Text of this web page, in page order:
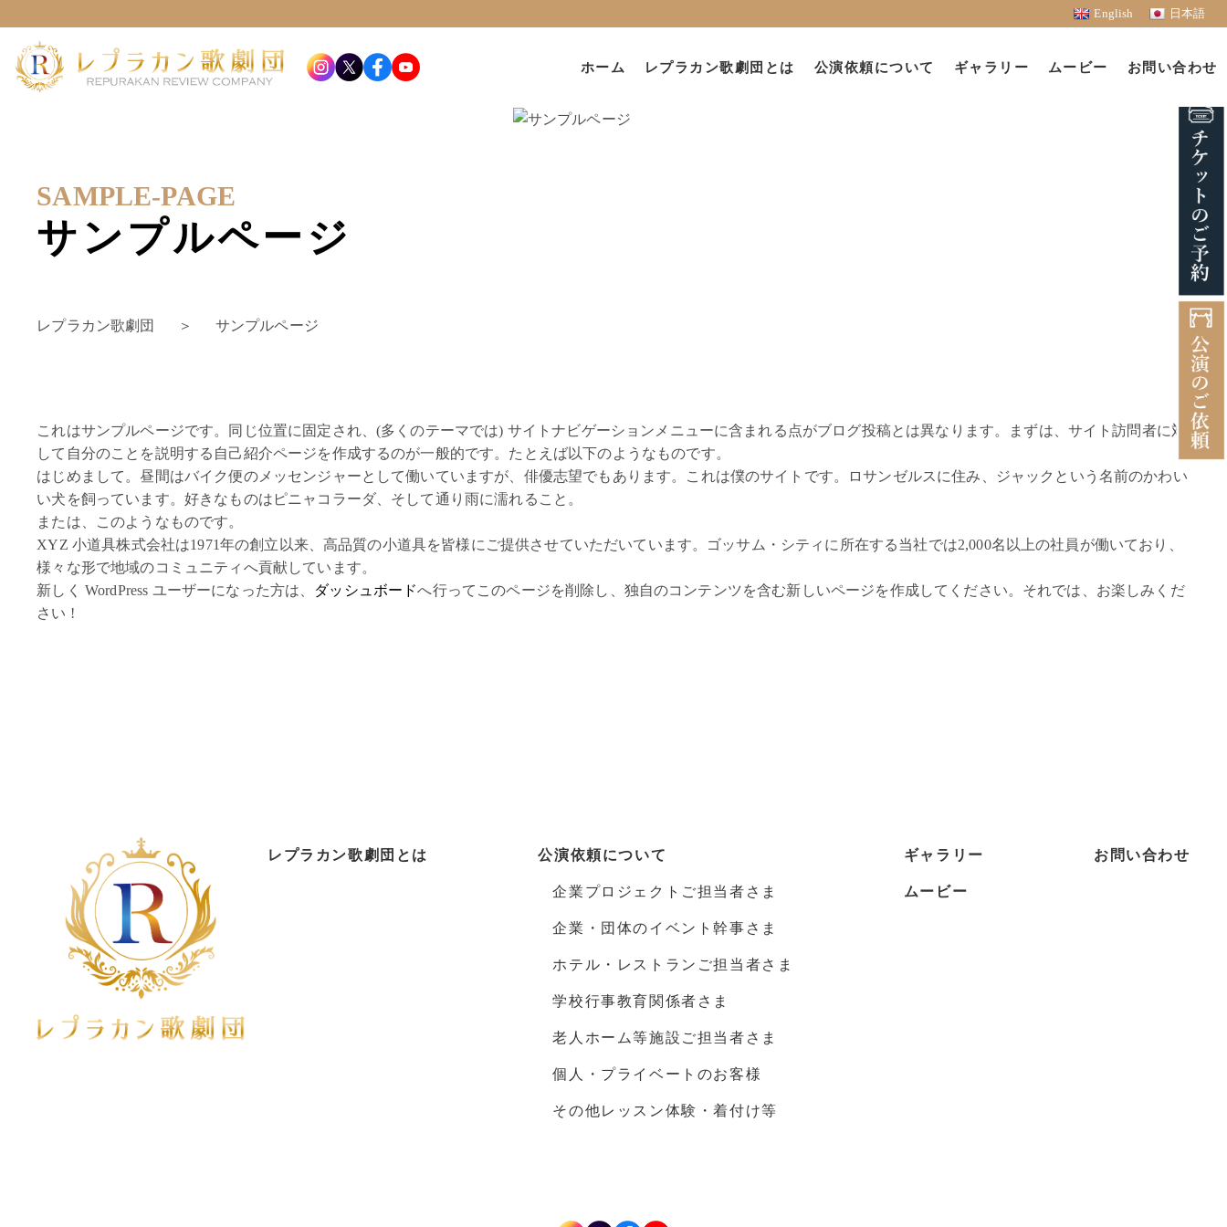
English 日本語
ホーム レプラカン歌劇団とは 公演依頼について ギャラリー ムービー お問い合わせ
SAMPLE-PAGE
サンプルページ
レプラカン歌劇団 ＞ サンプルページ
これはサンプルページです。同じ位置に固定され、(多くのテーマでは) サイトナビゲーションメニューに含まれる点がブログ投稿とは異なります。まずは、サイト訪問者に対
して自分のことを説明する自己紹介ページを作成するのが一般的です。たとえば以下のようなものです。
はじめまして。昼間はバイク便のメッセンジャーとして働いていますが、俳優志望でもあります。これは僕のサイトです。ロサンゼルスに住み、ジャックという名前のかわい
い犬を飼っています。好きなものはピニャコラーダ、そして通り雨に濡れること。
または、このようなものです。
XYZ 小道具株式会社は1971年の創立以来、高品質の小道具を皆様にご提供させていただいています。ゴッサム・シティに所在する当社では2,000名以上の社員が働いており、
様々な形で地域のコミュニティへ貢献しています。
新しく WordPress ユーザーになった方は、 ダッシュボードへ行ってこのページを削除し、独自のコンテンツを含む新しいページを作成してください。それでは、お楽しみくだ
さい !
レプラカン歌劇団とは 公演依頼について
企業プロジェクトご担当者さま
企業・団体のイベント幹事さま
ホテル・レストランご担当者さま
学校行事教育関係者さま
老人ホーム等施設ご担当者さま
個人・プライベートのお客様
その他レッスン体験・着付け等
ギャラリー
ムービー
お問い合わせ